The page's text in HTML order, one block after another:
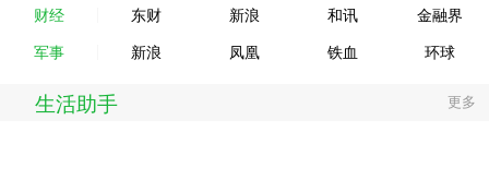
财经 东财 新浪 和讯 金融界
军事 新浪 凤凰 铁血 环球
生活助手 更多